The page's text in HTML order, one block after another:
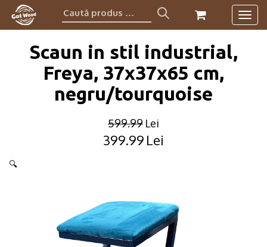
Caută
produs:
Scaun in stil industrial,
Freya, 37x37x65 cm,
negru/tourquoise
599.99 Lei
Original
399.99 Lei
Current
🔍